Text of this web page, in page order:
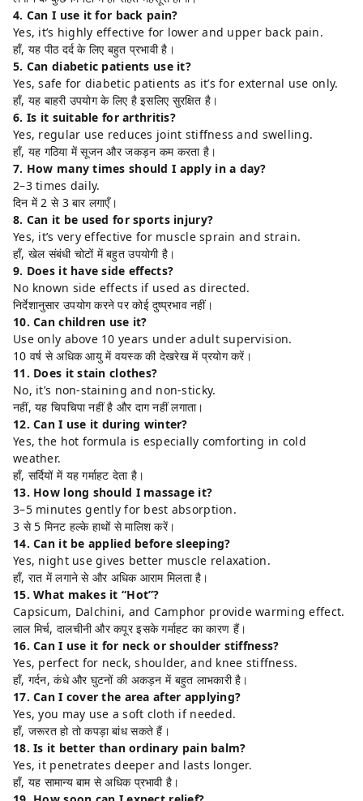
4. Can I use it for back pain?
Yes, it’s highly effective for lower and upper back pain.
हाँ, यह पीठ दर्द के लिए बहुत प्रभावी है।
5. Can diabetic patients use it?
Yes, safe for diabetic patients as it’s for external use only.
हाँ, यह बाहरी उपयोग के लिए है इसलिए सुरक्षित है।
6. Is it suitable for arthritis?
Yes, regular use reduces joint stiffness and swelling.
हाँ, यह गठिया में सूजन और जकड़न कम करता है।
7. How many times should I apply in a day?
2–3 times daily.
दिन में 2 से 3 बार लगाएँ।
8. Can it be used for sports injury?
Yes, it’s very effective for muscle sprain and strain.
हाँ, खेल संबंधी चोटों में बहुत उपयोगी है।
9. Does it have side effects?
No known side effects if used as directed.
निर्देशानुसार उपयोग करने पर कोई दुष्प्रभाव नहीं।
10. Can children use it?
Use only above 10 years under adult supervision.
10 वर्ष से अधिक आयु में वयस्क की देखरेख में प्रयोग करें।
11. Does it stain clothes?
No, it’s non-staining and non-sticky.
नहीं, यह चिपचिपा नहीं है और दाग नहीं लगाता।
12. Can I use it during winter?
Yes, the hot formula is especially comforting in cold
weather.
हाँ, सर्दियों में यह गर्माहट देता है।
13. How long should I massage it?
3–5 minutes gently for best absorption.
3 से 5 मिनट हल्के हाथों से मालिश करें।
14. Can it be applied before sleeping?
Yes, night use gives better muscle relaxation.
हाँ, रात में लगाने से और अधिक आराम मिलता है।
15. What makes it “Hot”?
Capsicum, Dalchini, and Camphor provide warming effect.
लाल मिर्च, दालचीनी और कपूर इसके गर्माहट का कारण हैं।
16. Can I use it for neck or shoulder stiffness?
Yes, perfect for neck, shoulder, and knee stiffness.
हाँ, गर्दन, कंधे और घुटनों की अकड़न में बहुत लाभकारी है।
17. Can I cover the area after applying?
Yes, you may use a soft cloth if needed.
हाँ, जरूरत हो तो कपड़ा बांध सकते हैं।
18. Is it better than ordinary pain balm?
Yes, it penetrates deeper and lasts longer.
हाँ, यह सामान्य बाम से अधिक प्रभावी है।